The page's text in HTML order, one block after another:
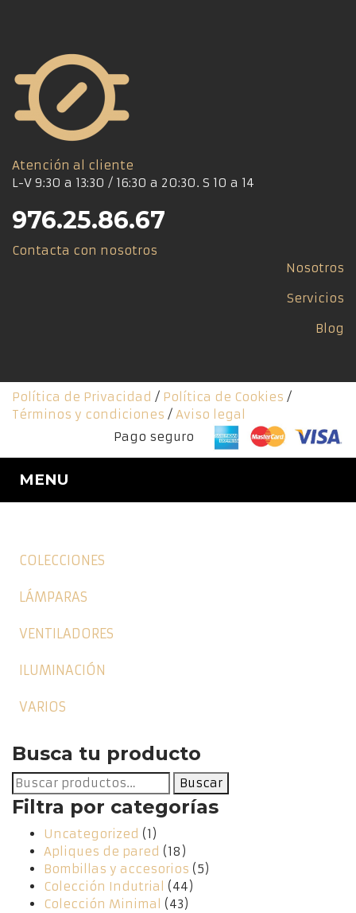
producto
Atención al cliente
L-V 9:30 a 13:30 / 16:30 a 20:30. S 10 a 14
976.25.86.67
Contacta con nosotros
Nosotros
Servicios
Blog
Política de Privacidad / Política de Cookies /
Términos y condiciones / Aviso legal
Pago seguro
MENU
COLECCIONES
LÁMPARAS
VENTILADORES
ILUMINACIÓN
VARIOS
Busca tu producto
Buscar
por:
Buscar
Filtra por categorías
Uncategorized (1)
Apliques de pared (18)
Bombillas y accesorios (5)
Colección Indutrial
(44)
Colección Minimal
(43)